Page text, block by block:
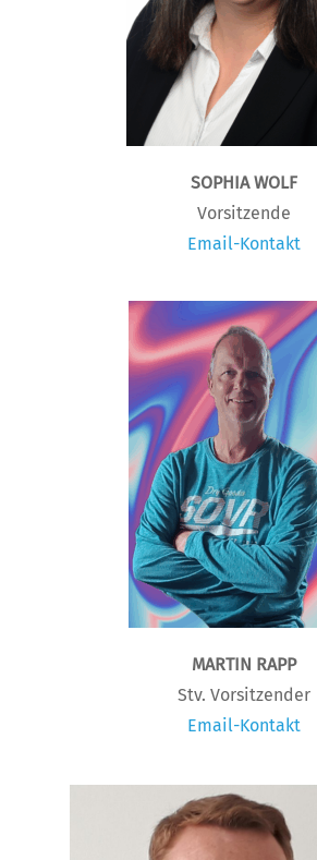
SOPHIA WOLF
Vorsitzende
Email-Kontakt
MARTIN RAPP
Stv. Vorsitzender
Email-Kontakt